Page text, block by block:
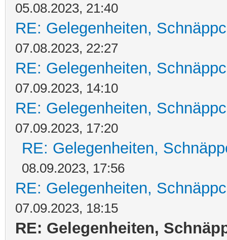
05.08.2023, 21:40
RE: Gelegenheiten,
07.08.2023, 22:27
RE: Gelegenheiten,
07.09.2023, 14:10
RE: Gelegenheiten,
07.09.2023, 17:20
RE: Gelegenheiten,
08.09.2023, 17:56
RE: Gelegenheiten,
07.09.2023, 18:15
RE: Gelegenheiten,